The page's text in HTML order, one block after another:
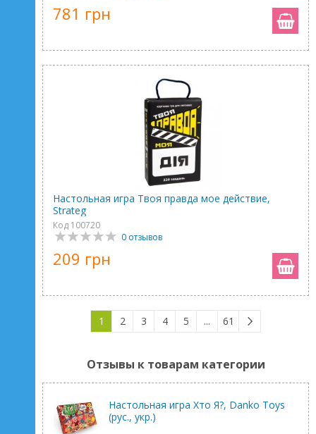
781 грн
Настольная игра Твоя правда мое действие,
Strateg
Код 100720
0 отзывов
209 грн
1 2 3 4 5 ... 61
Отзывы к товарам категории
Настольная игра Хто Я?, Danko Toys
(рус., укр.)